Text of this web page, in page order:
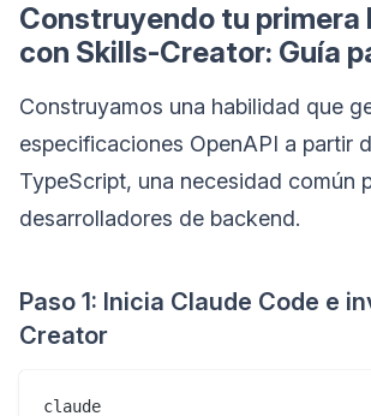
Construyendo tu primera
con Skills-Creator: Guía
Construyamos una habilidad que
especificaciones OpenAPI a partir
TypeScript, una necesidad común
desarrolladores de backend.
Paso 1: Inicia Claude Code e
Creator